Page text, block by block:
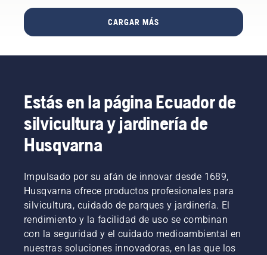
de
ciudades
60 países
que más
tiempo y
En otras
que
ganar si
aprendes
buena
debes
tener en
potencia
que
muy
eficiente.
CARGAR MÁS
Estás en la página Ecuador de
silvicultura y jardinería de
Husqvarna
Impulsado por su afán de innovar desde 1689,
Husqvarna ofrece productos profesionales para
silvicultura, cuidado de parques y jardinería. El
rendimiento y la facilidad de uso se combinan
con la seguridad y el cuidado medioambiental en
nuestras soluciones innovadoras, en las que los